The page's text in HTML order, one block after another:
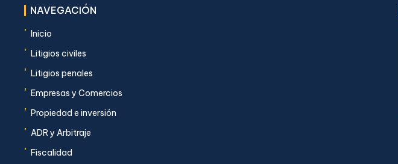
NAVEGACIÓN
' Inicio
' Litigios civiles
' Litigios penales
' Empresas y Comercios
' Propiedad e inversión
' ADR y Arbitraje
' Fiscalidad